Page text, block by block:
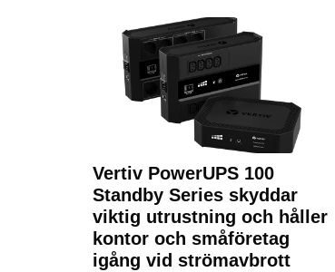
Vertiv PowerUPS 100
Standby Series skyddar
viktig utrustning och håller
kontor och småföretag
igång vid strömavbrott